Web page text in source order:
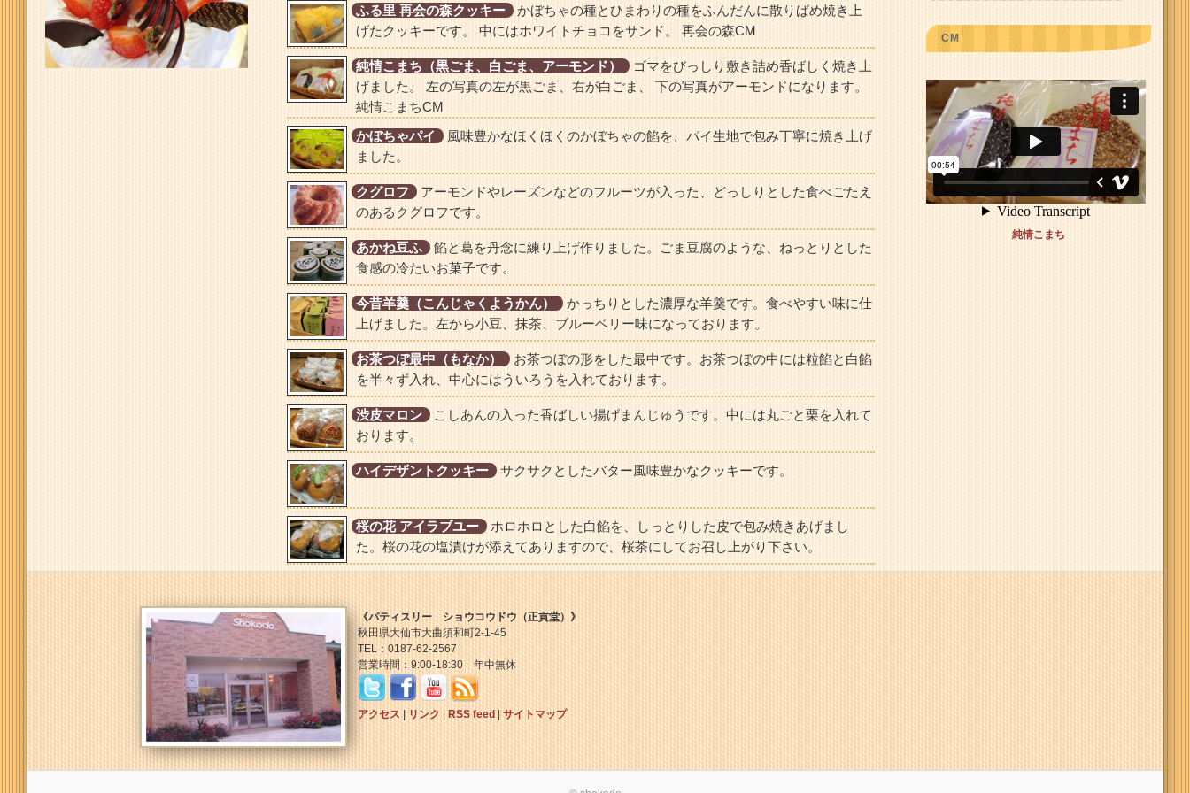
ふる里 再会の森クッキー かぼちゃの種とひまわりの種をふんだんに散りばめ焼き上
げたクッキーです。 中にはホワイトチョコをサンド。 再会の森CM
純情こまち（黒ごま、白ごま、アーモンド）
ゴマをびっしり敷き詰め香ばしく焼き上
げました。 左の写真の左が黒ごま、右が白ごま、 下の写真がアーモンドになります。
純情こまちCM
かぼちゃパイ
風味豊かなほくほくのかぼちゃの餡を、パイ生地で包み丁寧に焼き上げ
ました。
クグロフ アーモンドやレーズンなどのフルーツが入った、どっしりとした食べごたえ
のあるクグロフです。
あかね豆ふ 餡と葛を丹念に練り上げ作りました。ごま豆腐のような、ねっとりとした
食感の冷たいお菓子です。
今昔羊羹（こんじゃくようかん）
かっちりとした濃厚な羊羹です。食べやすい味に仕
上げました。左から小豆、抹茶、ブルーベリー味になっております。
お茶つぼ最中（もなか）
お茶つぼの形をした最中です。お茶つぼの中には粒餡と白餡
を半々ず入れ、中心にはういろうを入れております。
渋皮マロン こしあんの入った香ばしい揚げまんじゅうです。中には丸ごと栗を入れて
おります。
ハイデザントクッキー サクサクとしたバター風味豊かなクッキーです。
桜の花 アイラブユー ホロホロとした白餡を、しっとりした皮で包み焼きあげまし
た。桜の花の塩漬けが添えてありますので、桜茶にしてお召し上がり下さい。
CM
純情こまち
《パティスリー ショウコウドウ（正貢堂）》
秋田県大仙市大曲須和町2-1-45
TEL：0187-62-2567
営業時間：9:00-18:30 年中無休
アクセス| リンク | RSS feed|サイトマップ